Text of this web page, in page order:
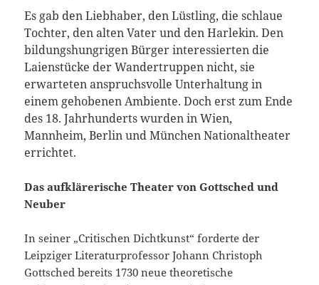
Es gab den Liebhaber, den Lüstling, die schlaue
Tochter, den alten Vater und den Harlekin. Den
bildungshungrigen Bürger interessierten die
Laienstücke der Wandertruppen nicht, sie
erwarteten anspruchsvolle Unterhaltung in
einem gehobenen Ambiente. Doch erst zum Ende
des 18. Jahrhunderts wurden in Wien,
Mannheim, Berlin und München Nationaltheater
errichtet.
Das aufklärerische Theater von Gottsched und
Neuber
In seiner „Critischen Dichtkunst“ forderte der
Leipziger Literaturprofessor Johann Christoph
Gottsched bereits 1730 neue theoretische